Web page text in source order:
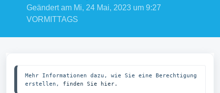
Geändert am Mi, 24 Mai, 2023 um 9:27
VORMITTAGS
Mehr Informationen dazu, wie Sie eine Berechtigung
erstellen, finden Sie hier.